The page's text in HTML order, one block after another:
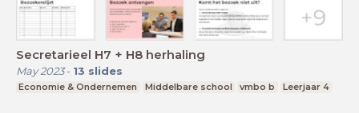
Secretarieel H7 + H8 herhaling
May 2023- 13 slides
Economie & Ondernemen Middelbare school vmbo b Leerjaar 4